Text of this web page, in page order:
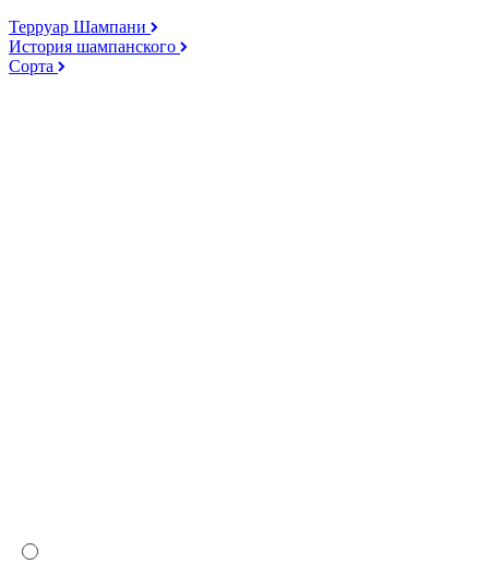
Терруар Шампани
История шампанского
Сорта